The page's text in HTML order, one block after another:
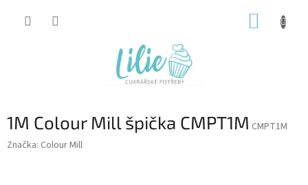
1M Colour Mill špička CMPT1M CMPT1M
Značka: Colour Mill